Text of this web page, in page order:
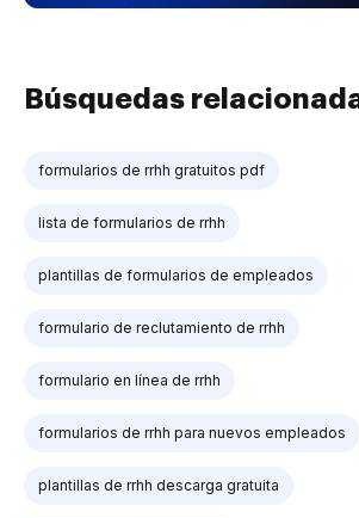
Búsquedas
formularios de rrhh gratuitos pdf
lista de formularios de rrhh
plantillas de formularios de empleados
formulario de reclutamiento de rrhh
formulario en línea de rrhh
formularios de rrhh para nuevos empleados
plantillas de rrhh descarga gratuita